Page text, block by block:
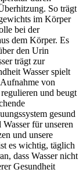
So trägt
im Körper
bei der
dem Körper. Es
den Urin
trägt zur
Wasser spielt
von
und beugt
gesund
für unseren
und unsere
es wichtig, täglich
dass Wasser nicht
Gesundheit